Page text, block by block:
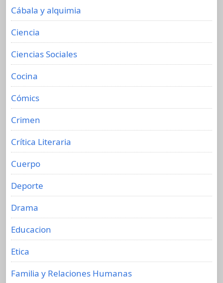
Cábala y alquimia
Ciencia
Ciencias Sociales
Cocina
Cómics
Crimen
Crítica Literaria
Cuerpo
Deporte
Drama
Educacion
Etica
Familia y Relaciones Humanas